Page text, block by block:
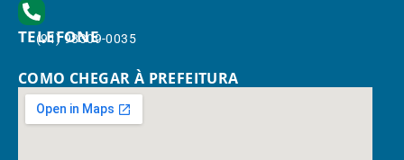
TELEFONE
(91) 98309-0035
COMO CHEGAR À PREFEITURA